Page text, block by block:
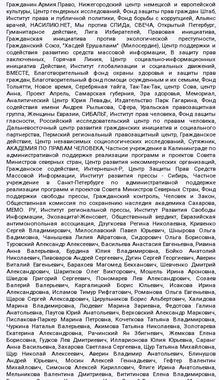
Гражданин.Армия.Право, Нижегородский центр немецкой и европейской
культуры, Центр гендерных исследований, Фонд защиты прав граждан Штаб,
Институт права и публичной политики, Фонд борьбы с коррупцией, Альянс
врачей, НАСИЛИЮ.НЕТ, Мы против СПИДа, СВЕЧА, Открытый Петербург,
Гуманитарное действие, Лига Избирателей, Правовая инициатива,
Гражданская инициатива против экологической преступности,
Гражданский Союз, "Хасдей Ерушалаим" (Милосердие), Центр поддержки и
содействия развитию средств массовой информации, В защиту прав
заключенных, Горячая Линия, Центр социально-информационных
инициатив Действие, Институт глобализации и социальных движений,
ВМЕСТЕ, Благотворительный фонд охраны здоровья и защиты прав
граждан, Благотворительный фонд помощи осужденным и их семьям, Фонд
Тольятти, Новое время, Серебряная тайга, Так-Так-Так, центр Сова, центр
Анна, Проект Апрель, Самарская губерния, Эра здоровья, Мемориал,
Аналитический Центр Юрия Левады, Издательство Парк Гагарина, Фонд
содействия имени Андрея Рылькова, Сфера, Уральская правозащитная
группа, Женщины Евразии, СИБАЛЬТ, Институт прав человека, Фонд защиты
гласности, Российский исследовательский центр по правам человека,
Дальневосточный центр развития гражданских инициатив и социального
партнерства, Пермский региональный правозащитный центр, Гражданское
действие, Центр независимых социологических исследований, Сутяжник,
АКАДЕМИЯ ПО ПРАВАМ ЧЕЛОВЕКА, Частное учреждение в Калининграде по
административной поддержке реализации программ и проектов Совета
Министров северных стран, Центр развития некоммерческих организаций,
Гражданское содействие, Интернешнл-Р, Центр Защиты Прав Средств
Массовой Информации, Институт развития прессы - Сибирь, Частное
учреждение в Санкт-Петербурге по административной поддержке
реализации программ и проектов Совета Министров Северных Стран, Фонд
поддержки свободы прессы, Гражданский контроль, Человек и Закон,
Общественная комиссия по сохранению наследия академика Сахарова,
МЕМО. РУ, Институт региональной прессы, Институт Развития Свободы
Информации, Экозащита!-Женсовет, Общественный вердикт, Евразийская
антимонопольная ассоциация, Дзугкоева Регина Николаевна, Кривенко
Сергей Владимирович, Милославский Павел Юрьевич, Шнырова Ольга
Вадимовна, Чанышева Лилия Айратовна, Сидорович Ольга Борисовна,
Туровский Александр Алексеевич, Васильева Анастасия Евгеньевна, Ривина
Анна Валерьевна, Бурдина Юлия Владимировна, Бойко Анатолий
Николаевич, Пивоваров Андрей Сергеевич, Дугин Сергей Георгиевич, Аверин
Виталий Евгеньевич, Барахоев Магомед Бекханович, Шевченко Дмитрий
Александрович, Шарипков Олег Викторович, Мошель Ирина Ароновна,
Шведов Григорий Сергеевич, Пономарев Лев Александрович, Созаев
Валерий Валерьевич, Каргалицкий Борис Юльевич, Исакова Ирина
Александровна, Исламов Тимур Рифгатович, Романова Ольга Евгеньевна,
Щаров Сергей Алексадрович, Цирульников Борис Альбертович, Халидова
Марина Владимировна, Людевиг Марина Зариевна, Федотова Галина
Анатольевна, Паутов Юрий Анатольевич, Верховский Александр Маркович,
Пислакова-Паркер Марина Петровна, Кочеткова Татьяна Владимировна,
Чуркина Наталья Валерьевна, Акимова Татьяна Николаевна, Золотарева
Екатерина Александровна, Рачинский Ян Збигневич, Жемкова Елена
Борисовна, Гудков Лев Дмитриевич, Илларионова Юлия Юрьевна, Саранг
Анна Васильевна, Захарова Светлана Сергеевна, Щур Татьяна Михайловна,
Щур Николай Алексеевич, Аверин Владимир Анатольевич, Блинушов
Андрей Юрьевич, Мосин Алексей Геннадьевич, Гефтер Валентин
Михайлович, Симонов Алексей Кириллович, Флиге Ирина Анатольевна,
Мельникова Валентина Дмитриевна, Вититинова Елена Владимировна,